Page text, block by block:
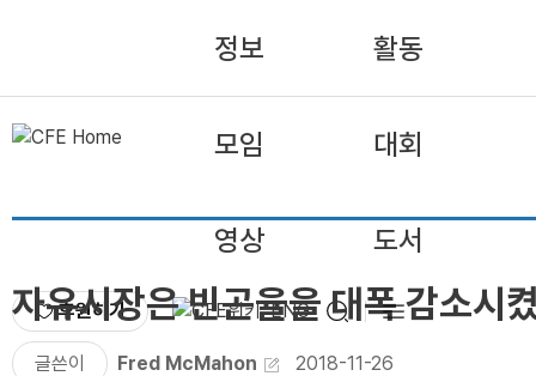
정보 활동
모임 대회
영상 도서
후원하기 ENG
자유시장은 빈곤율을 대폭 감소시
글쓴이 Fred McMahon 2018-11-26